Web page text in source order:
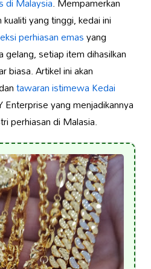
yang tinggi, kedai ini
perhiasan emasyang
gelang, setiap item dihasilkan
biasa. Artikel ini akan
tawaran istimewa Kedai
Enterprise yang menjadikannya
perhiasan di Malasia.